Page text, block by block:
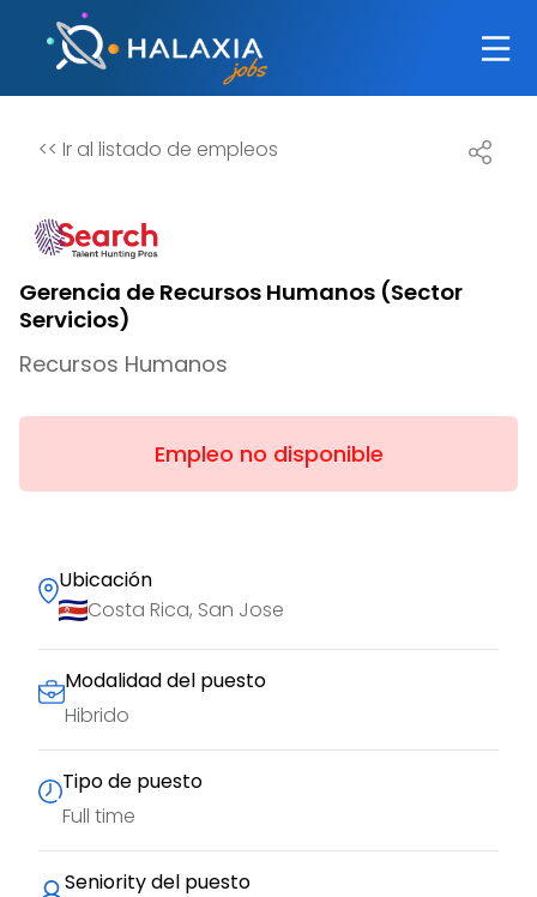
<< Ir al listado de empleos
Gerencia de Recursos Humanos (Sector
Servicios)
Recursos Humanos
Empleo no disponible
Ubicación
Costa Rica, San Jose
Modalidad del puesto
Hibrido
Tipo de puesto
Full time
Seniority del puesto